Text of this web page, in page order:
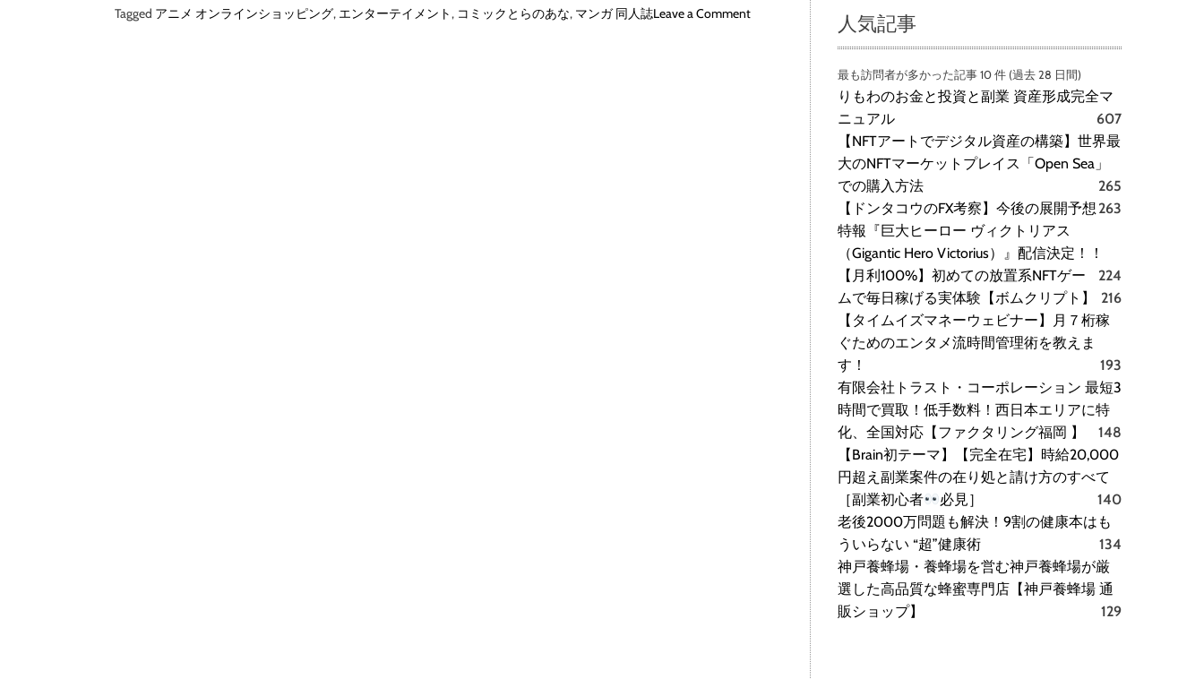
Tagged アニメ オンラインショッピング, エンターテイメント , コミックとらのあな, マンガ 同人誌Leave a Commento
人気記事
最も訪問者が多かった記事 10 件 (過去 28 日間)
りもわのお金と投資と副業 資産形成完全マ
ニュアル
607
【NFTアートでデジタル資産の構築】世界最
大のNFTマーケットプレイス「Open Sea」
での購入方法
265
【ドンタコウのFX考察】今後の展開予想 263
特報『巨大ヒーロー ヴィクトリアス
（Gigantic Hero Victorius）』配信決定！！
224
【月利100%】初めての放置系NFTゲー
ムで毎日稼げる実体験【ボムクリプト】
216
【タイムイズマネーウェビナー】月７桁稼
ぐためのエンタメ流時間管理術を教えま
す！
193
有限会社トラスト・コーポレーション 最短3
時間で買取！低手数料！西日本エリアに特
化、全国対応【ファクタリング福岡 】
148
【Brain初テーマ】【完全在宅】時給20,000
円超え副業案件の在り処と請け方のすべて
［副業初心者
必見］
140
老後2000万問題も解決！9割の健康本はも
ういらない “超”健康術
134
神戸養蜂場・養蜂場を営む神戸養蜂場が厳
選した高品質な蜂蜜専門店【神戸養蜂場 通
販ショップ】
129